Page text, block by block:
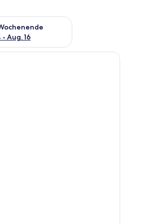
7 - Aug. 9.
- Aug. 16
für nächstes Wochenende, Aug.
einer Lampe und einem großen Fenster mit